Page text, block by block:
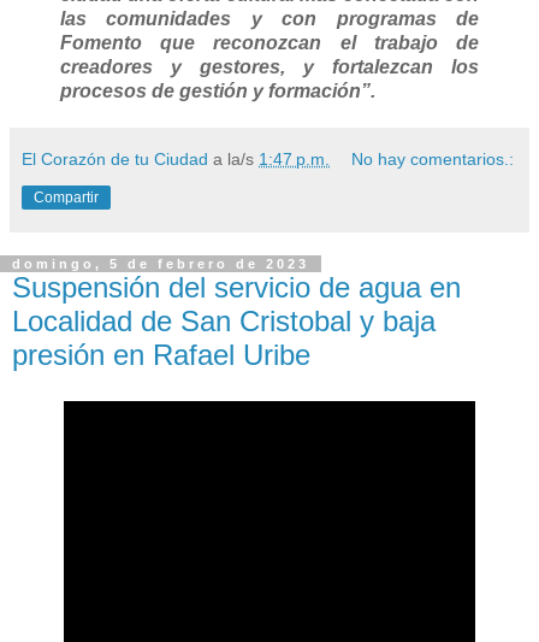
las comunidades y con programas de
Fomento que reconozcan el trabajo de
creadores y gestores, y fortalezcan los
procesos de gestión y formación”.
El Corazón de tu Ciudad a la/s 1:47 p.m. No hay comentarios.:
Compartir
domingo, 5 de febrero de 2023
Suspensión del servicio de agua en
Localidad de San Cristobal y baja
presión en Rafael Uribe